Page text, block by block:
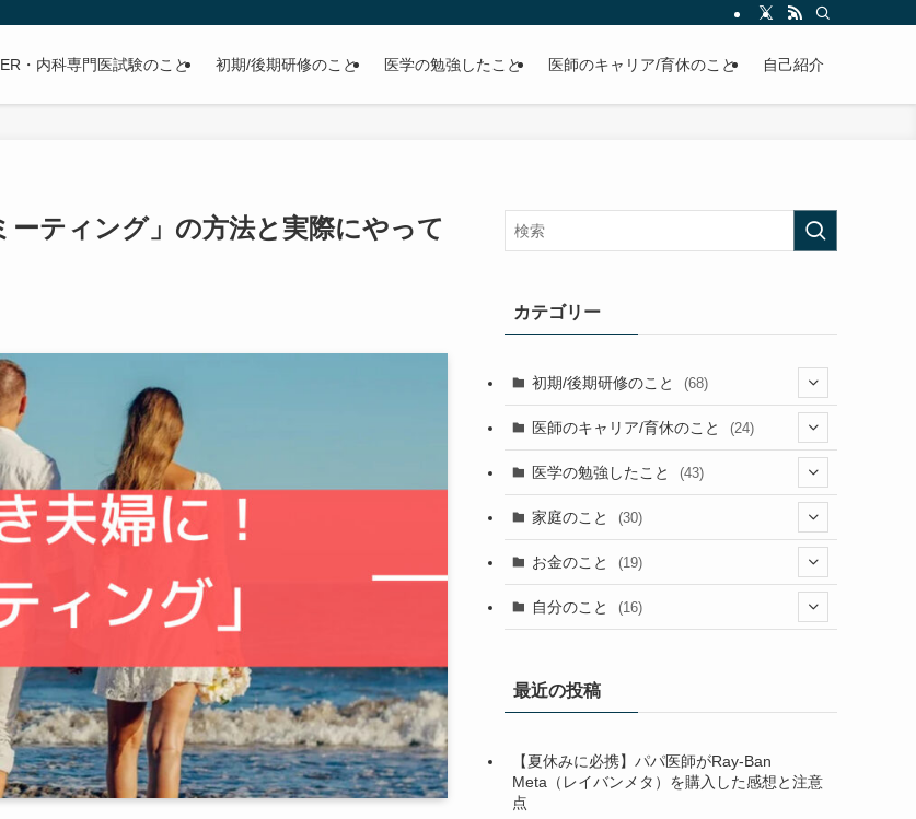
・内科専門医試験のこと 初期/後期研修のこと 医学の勉強したこと 医師のキャリア/育休のこと 自己紹介
ーティング」の方法と実際にやって
カテゴリー
初期/後期研修のこと (68)
(26)
(2)
(13)
(23) (9)
(4)
医師のキャリア/育休のこと (24)
(1)
(1)
医学の勉強したこと (43)
(2)
(1)
(1)
(10) (1)
(7)
(2)
(1)
家庭のこと (30)
(13)
(12)
(1)
お金のこと (19)
(4)
自分のこと (16)
(5)
(2)
最近の投稿
【夏休みに必携】パパ医師がRay-Ban
Meta（レイバンメタ）を購入した感想と注意
点